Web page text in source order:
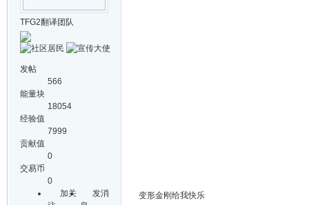
TFG2翻译团队
发帖
566
能量块
18054
经验值
7999
贡献值
0
交易币
0
加关
发消
变形金刚给我快乐